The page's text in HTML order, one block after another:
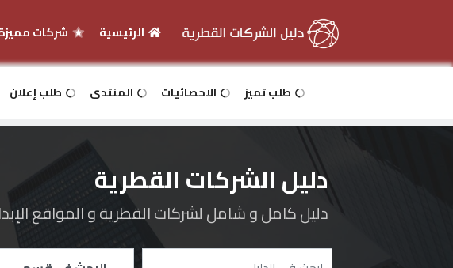
دخول
الرئيسية شركات
طلب تميز الاحصائيات المنتدى طلب إعلان
دليل الشركات القطرية
دليل كامل و شامل لشركات القطرية و المواقع